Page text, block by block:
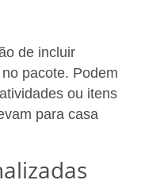
de incluir
pacote. Podem
ou itens
para casa